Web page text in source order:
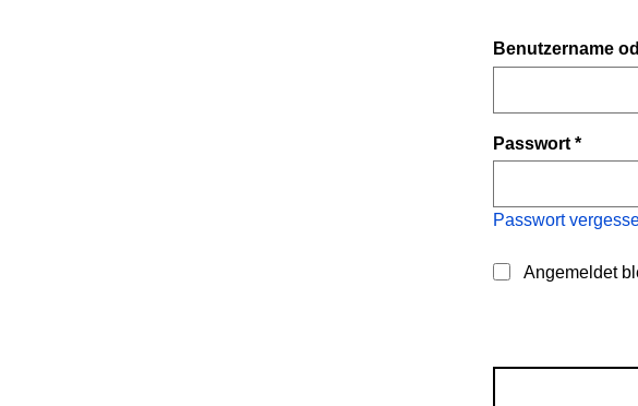
Benutzername
Passwort*
Passwort
Angemeldet